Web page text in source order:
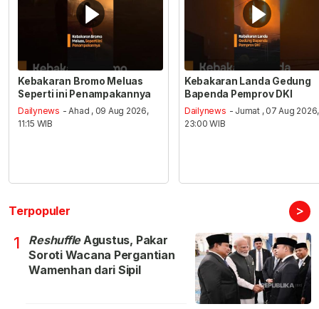
Kebakaran Bromo Meluas
Seperti ini Penampakannya
Dailynews - Ahad , 09 Aug 2026,
11:15 WIB
Kebakaran Landa Gedung
Bapenda Pemprov DKI
Dailynews - Jumat , 07 Aug 2026,
23:00 WIB
Terpopuler >
1 ReshuffleAgustus, Pakar
Soroti Wacana Pergantian
Wamenhan dari Sipil